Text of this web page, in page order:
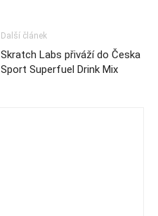
Další článek
Skratch Labs přiváží do Česka
Sport Superfuel Drink Mix